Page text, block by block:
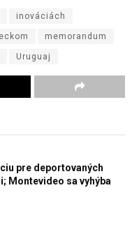
inováciách
memorandum
Uruguaj
pre deportovaných
Montevideo sa vyhýba